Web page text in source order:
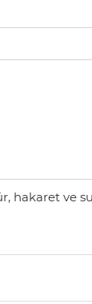
hakaret ve